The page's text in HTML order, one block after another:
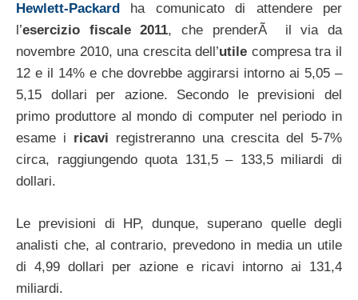
Hewlett-Packard
ha comunicato di attendere per
l’esercizio fiscale 2011, che prenderÃ il via da
novembre 2010, una crescita dell’utile compresa tra il
12 e il 14% e che dovrebbe aggirarsi intorno ai 5,05 –
5,15 dollari per azione. Secondo le previsioni del
primo produttore al mondo di computer nel periodo in
esame i ricavi registreranno una crescita del 5-7%
circa, raggiungendo quota 131,5 – 133,5 miliardi di
dollari.
Le previsioni di HP, dunque, superano quelle degli
analisti che, al contrario, prevedono in media un utile
di 4,99 dollari per azione e ricavi intorno ai 131,4
miliardi.